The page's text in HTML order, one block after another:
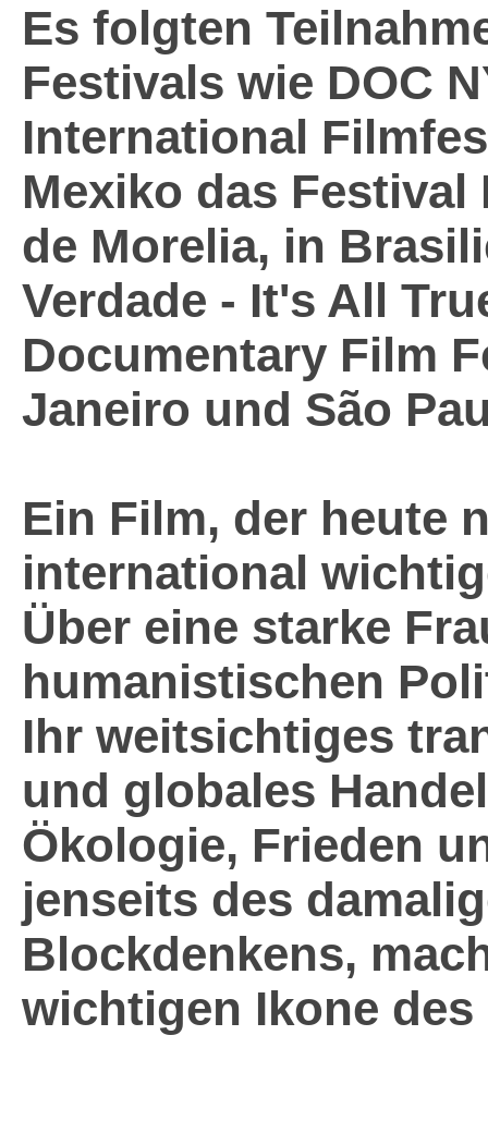
Es folgten
Festivals wie DOC
International
Mexiko das
de Morelia, in
Verdade - It's All
Documentary Film
Janeiro und São
Ein Film, der heute
international
Über eine starke
humanistischen
Ihr weitsichtiges
und globales
Ökologie, Frieden
jenseits des
Blockdenkens,
wichtigen Ikone